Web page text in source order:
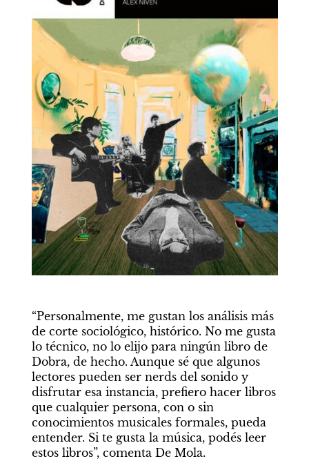
“Personalmente, me gustan los análisis más
de corte sociológico, histórico. No me gusta
lo técnico, no lo elijo para ningún libro de
Dobra, de hecho. Aunque sé que algunos
lectores pueden ser nerds del sonido y
disfrutar esa instancia, prefiero hacer libros
que cualquier persona, con o sin
conocimientos musicales formales, pueda
entender. Si te gusta la música, podés leer
estos libros”, comenta De Mola.